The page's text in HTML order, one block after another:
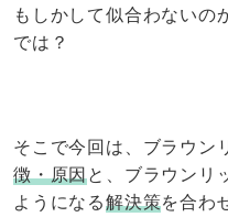
もしかして似合わないの
では？
そこで今回は、ブラウン
徴・原因と、ブラウンリ
ようになる解決策を合わ